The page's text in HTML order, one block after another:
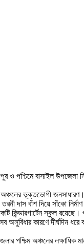
ও পশ্চিমে বাসাইল
অঞ্চলের ভূক্তভোগী জনসাধারণ।
দাস বাঁশ দিয়ে সাঁকো
স্কুল রয়েছে।
কারণে দীর্ঘদিন ধরে
পশ্চিম অঞ্চলের লক্ষাধিক